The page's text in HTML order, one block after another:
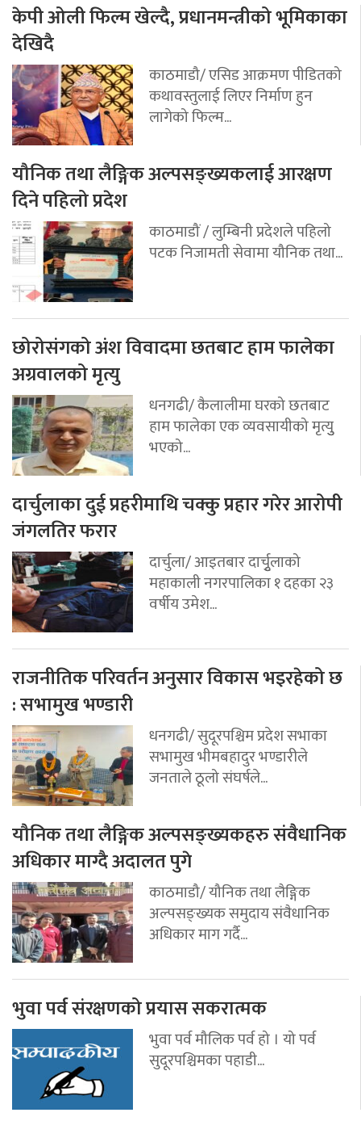
केपी ओली फिल्म खेल्दै, प्रधानमन्त्रीको भूमिकाका
देखिदै
काठमाडौ/ एसिड आक्रमण पीडितको
कथावस्तुलाई लिएर निर्माण हुन
लागेको फिल्म...
यौनिक तथा लैङ्गिक अल्पसङ्ख्यकलाई आरक्षण
दिने पहिलो प्रदेश
काठमाडौं / लुम्बिनी प्रदेशले पहिलो
पटक निजामती सेवामा यौनिक तथा...
छोरोसंगको अंश विवादमा छतबाट हाम फालेका
अग्रवालको मृत्यु
धनगढी/ कैलालीमा घरको छतबाट
हाम फालेका एक व्यवसायीको मृत्युु
भएको...
दार्चुलाका दुई प्रहरीमाथि चक्कु प्रहार गरेर आरोपी
जंगलतिर फरार
दार्चुला/ आइतबार दार्चुृलाको
महाकाली नगरपालिका १ दहका २३
वर्षीय उमेश...
राजनीतिक परिवर्तन अनुसार विकास भइरहेको छ
: सभामुख भण्डारी
धनगढी/ सुदूरपश्चिम प्रदेश सभाका
सभामुख भीमबहादुर भण्डारीले
जनताले ठूलो संघर्षले...
यौनिक तथा लैङ्गिक अल्पसङ्ख्यकहरु संवैधानिक
अधिकार माग्दै अदालत पुगे
काठमाडौ/ यौनिक तथा लैङ्गिक
अल्पसङ्ख्यक समुदाय संवैधानिक
अधिकार माग गर्दै...
भुवा पर्व संरक्षणको प्रयास सकरात्मक
भुवा पर्व मौलिक पर्व हो । यो पर्व
सुदूरपश्चिमका पहाडी...